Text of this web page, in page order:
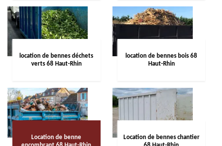
location de bennes déchets
verts 68 Haut-Rhin
location de bennes bois 68
Haut-Rhin
Location de benne
Location de bennes chantier